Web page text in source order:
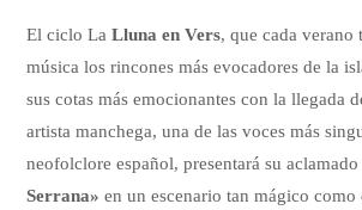
El ciclo LaLluna en Vers, que cada verano
música los rincones más evocadores de la
sus cotas más emocionantes con la llegada
artista manchega, una de las voces más
neofolclore español, presentará su
Serrana» en un escenario tan mágico como